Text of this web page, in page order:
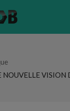
NOUVELLE VISION